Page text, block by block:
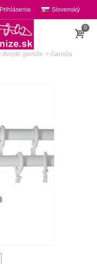
Slovenský
Prihlásenie
0
dvojité garniže > Garniža